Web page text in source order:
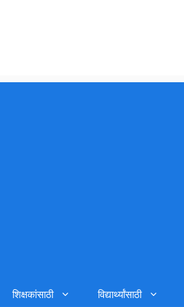
शिक्षकांसाठी विद्यार्थ्यांसाठी